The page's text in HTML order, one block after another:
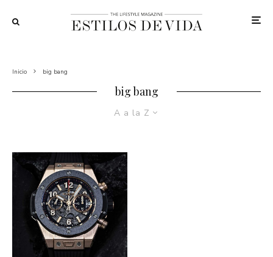
Inicio big bang
big bang
A a la Z